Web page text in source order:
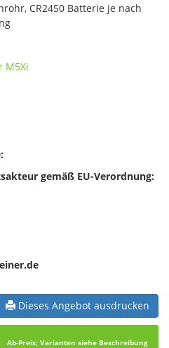
CR2450 Batterie je nach
M5Xi
gemäß EU-Verordnung:
Dieses Angebot ausdrucken
Ab-Preis; Varianten siehe Beschreibung